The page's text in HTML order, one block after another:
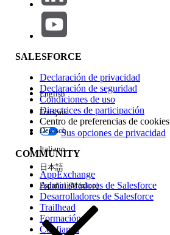
Repercusión de función
Edición
Experiencia
SALESFORCE
Declaración de privacidad
Declaración de seguridad
Condiciones de uso
Directrices de participación
Centro de preferencias de cookies
Sus opciones de privacidad
COMMUNITY
AppExchange
Administradores de Salesforce
Desarrolladores de Salesforce
Trailhead
Formación
Confianza
English
Français
Deutsch
Italiano
日本語
Español (México)